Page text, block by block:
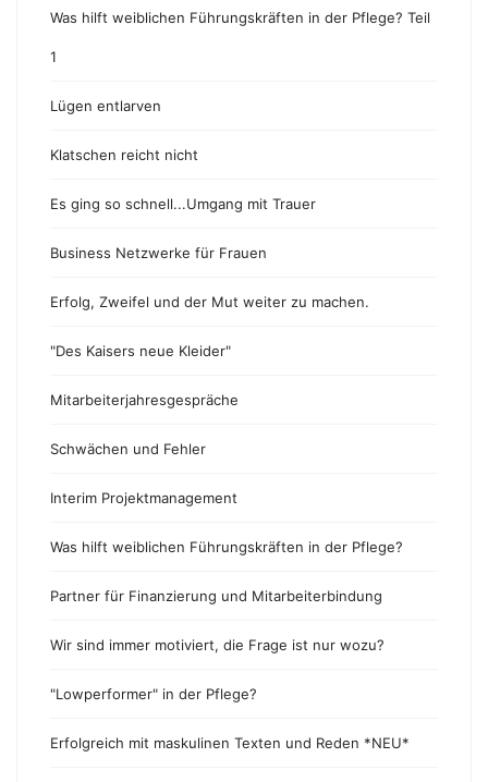
Was hilft weiblichen Führungskräften in der Pflege? Teil
1
Lügen entlarven
Klatschen reicht nicht
Es ging so schnell...Umgang mit Trauer
Business Netzwerke für Frauen
Erfolg, Zweifel und der Mut weiter zu machen.
"Des Kaisers neue Kleider"
Mitarbeiterjahresgespräche
Schwächen und Fehler
Interim Projektmanagement
Was hilft weiblichen Führungskräften in der Pflege?
Partner für Finanzierung und Mitarbeiterbindung
Wir sind immer motiviert, die Frage ist nur wozu?
"Lowperformer" in der Pflege?
Erfolgreich mit maskulinen Texten und Reden *NEU*